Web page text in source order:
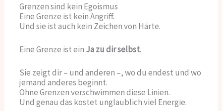
Grenzen sind kein Egoismus
Eine Grenze ist kein Angriff.
Und sie ist auch kein Zeichen von Härte.
Eine Grenze ist ein Ja zu dir selbst.
Sie zeigt dir – und anderen –, wo du endest und wo
jemand anderes beginnt.
Ohne Grenzen verschwimmen diese Linien.
Und genau das kostet unglaublich viel Energie.